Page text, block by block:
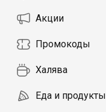
Акции
Промокоды
Халява
Еда и продукты